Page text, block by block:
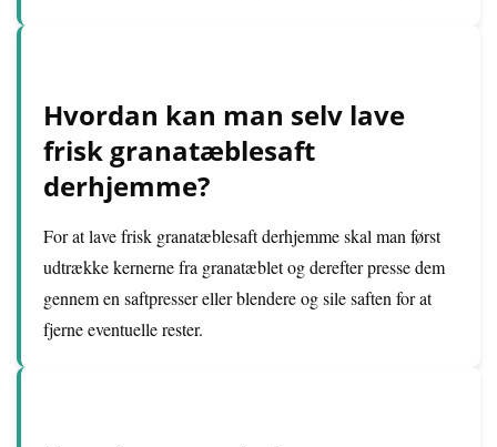
Hvordan kan man selv lave
frisk granatæblesaft
derhjemme?
For at lave frisk granatæblesaft derhjemme skal man først
udtrække kernerne fra granatæblet og derefter presse dem
gennem en saftpresser eller blendere og sile saften for at
fjerne eventuelle rester.